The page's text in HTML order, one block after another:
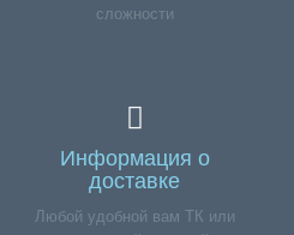
сложности
Информация о
доставке
Любой удобной вам ТК или